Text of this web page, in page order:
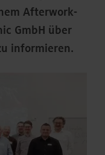
Afterwork-
GmbH über
informieren.